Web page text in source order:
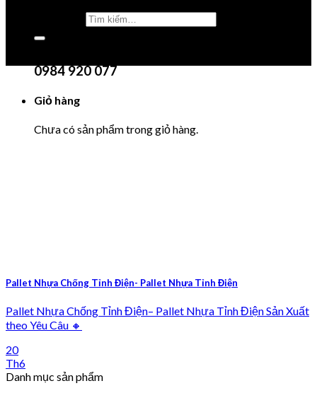
0915 851 488
0984 920 077
Giỏ hàng
Chưa có sản phẩm trong giỏ hàng.
Pallet Nhựa Chống Tỉnh Điện- Pallet Nhựa Tỉnh Điện
Pallet Nhựa Chống Tỉnh Điện– Pallet Nhựa Tỉnh Điện Sản Xuất
theo Yêu Câu 🔸
20
Th6
Danh mục sản phẩm